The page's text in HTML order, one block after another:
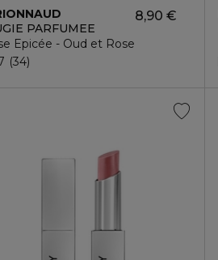
PARFUMEE
Epicée - Oud et Rose
8,90 €
34